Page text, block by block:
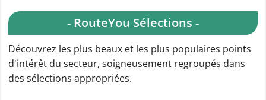
- RouteYou Sélections -
Découvrez les plus beaux et les plus populaires points
d'intérêt du secteur, soigneusement regroupés dans
des sélections appropriées.